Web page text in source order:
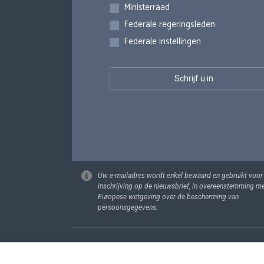
Ministerraad
Federale regeringsleden
Federale instellingen
Uw e-mailadres wordt enkel bewaard en gebruikt voor
inschrijving op de nieuwsbrief, in overeenstemming
Europese wetgeving over de bescherming van
persoonsgegevens.
Footer